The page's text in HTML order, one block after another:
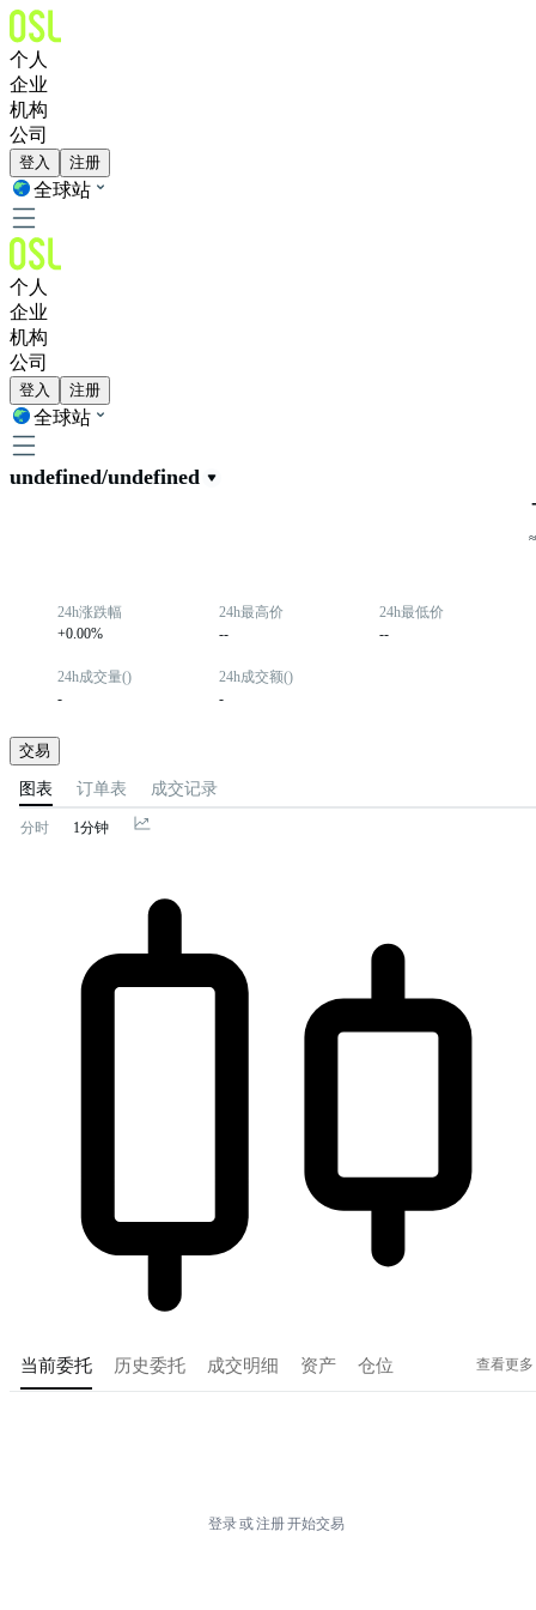
个人
企业
机构
公司
登入 注册
全球站
个人
企业
机构
公司
登入 注册
全球站
undefined/undefined
24h涨跌幅
+0.00%
24h最高价
--
24h最低价
--
24h成交量()
-
24h成交额()
-
交易
图表 订单表 成交记录
分时 1分钟
当前委托 历史委托 成交明细 资产 仓位 查看更多
登录或注册开始交易